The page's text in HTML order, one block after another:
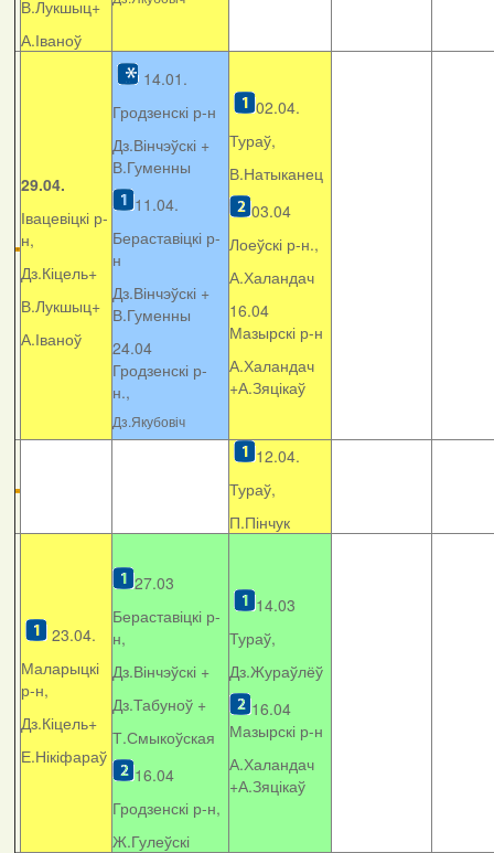
В.Лукшыц+
А.Іваноў
29.04.
Івацевіцкі р-
н,
Дз.Кіцель+
В.Лукшыц+
А.Іваноў
14.01.
Гродзенскі р-н
Дз.Вінчэўскі +
В.Гуменны
11.04.
Бераставіцкі р-
н
Дз.Вінчэўскі +
В.Гуменны
24.04
Гродзенскі р-
н.,
Дз.Якубовіч
02.04.
Тураў,
В.Натыканец
03.04
Лоеўскі р-н.,
А.Халандач
16.04
Мазырскі р-н
А.Халандач
+А.Зяцікаў
12.04.
Тураў,
П.Пінчук
23.04.
Маларыцкі
р-н,
Дз.Кіцель+
Е.Нікіфараў
27.03
Бераставіцкі р-
н,
Дз.Вінчэўскі +
Дз.Табуноў +
Т.Смыкоўская
16.04
Гродзенскі р-н,
Ж.Гулеўскі
14.03
Тураў,
Дз.Жураўлёў
16.04
Мазырскі р-н
А.Халандач
+А.Зяцікаў